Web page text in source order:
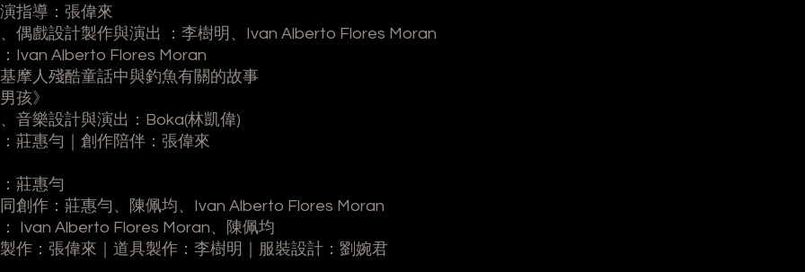
指導：張偉來
偶戲設計製作與演出 ：李樹明、Ivan Alberto Flores Moran
Ivan Alberto Flores Moran
摩人殘酷童話中與釣魚有關的故事
孩》
音樂設計與演出：Boka(林凱偉)
莊惠勻｜創作陪伴：張偉來
莊惠勻
創作：莊惠勻、陳佩均、Ivan Alberto Flores Moran
Ivan Alberto Flores Moran、陳佩均
作：張偉來｜道具製作：李樹明｜
服裝設計：劉婉君